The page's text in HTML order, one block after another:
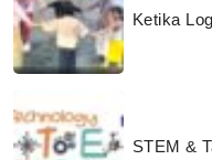
Ketika
STEM &